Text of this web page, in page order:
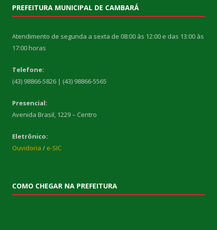
PREFEITURA MUNICIPAL DE CAMBARÁ
Atendimento de segunda a sexta de 08:00 às 12:00 e das 13:00 às
17:00 horas
Telefone:
(43) 98866-5826 | (43) 98866-5565
Presencial:
Avenida Brasil, 1229 – Centro
Eletrônico:
Ouvidoria / e-SIC
COMO CHEGAR NA PREFEITURA